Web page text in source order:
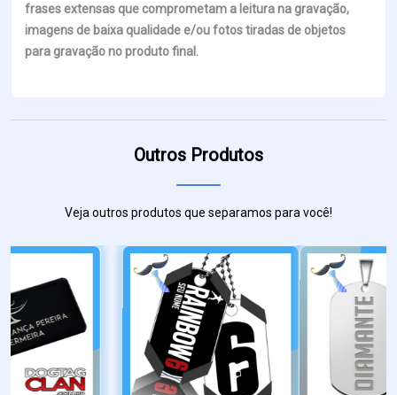
frases extensas que comprometam a leitura na gravação,
imagens de baixa qualidade e/ou fotos tiradas de objetos
para gravação no produto final.
Outros Produtos
Veja outros produtos que separamos para você!